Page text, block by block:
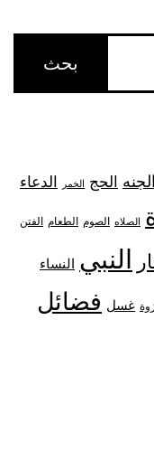
الجنه الحج الخمر الدعاء
الصلاه الصوم الطعام الفتن
النبي النساء
غسل فضائل